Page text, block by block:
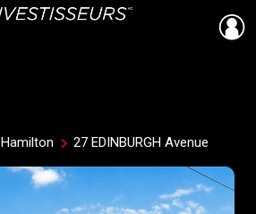
Hamilton 27 EDINBURGH Avenue